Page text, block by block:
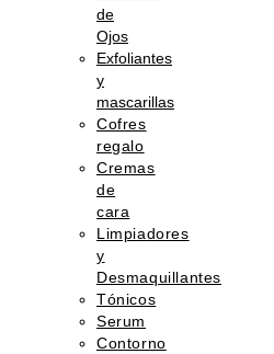
de
Ojos
Exfoliantes
y
mascarillas
Cofres
regalo
Cremas
de
cara
Limpiadores
y
Desmaquillantes
Tónicos
Serum
Contorno